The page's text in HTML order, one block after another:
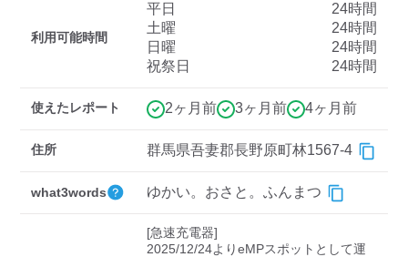
三菱ディーラーを表示
日産ディーラーを表示
示
充電器の出力
中速-20kW-以上 急速-44kW-以上
利用可能時間
平日
24時間
土曜
24時間
日曜
24時間
祝祭日
24時間
使えたレポート 2ヶ月前 3ヶ月前 4ヶ月前
住所 群馬県吾妻郡長野原町林1567-4
what3words ゆかい。おさと。ふんまつ
[急速充電器]
2025/12/24よりeMPスポットとして運